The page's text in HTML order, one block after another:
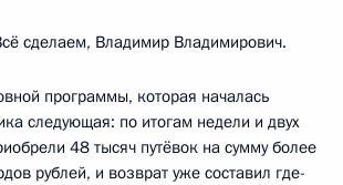
сделаем, Владимир Владимирович.
программы, которая началась
следующая: по итогам недели и двух
48 тысяч путёвок на сумму более
рублей, и возврат уже составил где-